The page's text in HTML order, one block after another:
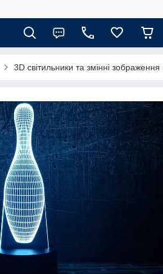
3D світильники та змінні зображення